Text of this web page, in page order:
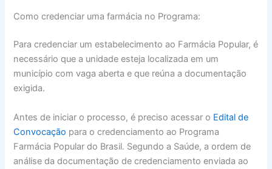
Como credenciar uma farmácia no Programa:
Para credenciar um estabelecimento ao Farmácia Popular, é
necessário que a unidade esteja localizada em um
município com vaga aberta e que reúna a documentação
exigida.
Antes de iniciar o processo, é preciso acessar o Edital de
Convocação para o credenciamento ao Programa
Farmácia Popular do Brasil. Segundo a Saúde, a ordem de
análise da documentação de credenciamento enviada ao